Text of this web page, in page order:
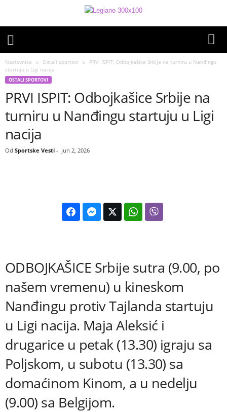
Naslovnica Ostali sportovi
PRVI ISPIT: Odbojkašice Srbije na turniru u Nanđingu
startuju u Ligi nacija
OSTALI SPORTOVI
PRVI ISPIT: Odbojkašice Srbije na
turniru u Nanđingu startuju u Ligi
nacija
Od Sportske Vesti - jun 2, 2026
ODBOJKAŠICE Srbije sutra (9.00, po
našem vremenu) u kineskom
Nanđingu protiv Tajlanda startuju
u Ligi nacija. Maja Aleksić i
drugarice u petak (13.30) igraju sa
Poljskom, u subotu (13.30) sa
domaćinom Kinom, a u nedelju
(9.00) sa Belgijom.